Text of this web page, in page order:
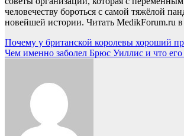
человечеству бороться с самой тяжёлой
новейшей истории. Читать MedikForum.ru в
Навигация
по
Почему у британской королевы хороший
Чем именно заболел Брюс Уиллис и что